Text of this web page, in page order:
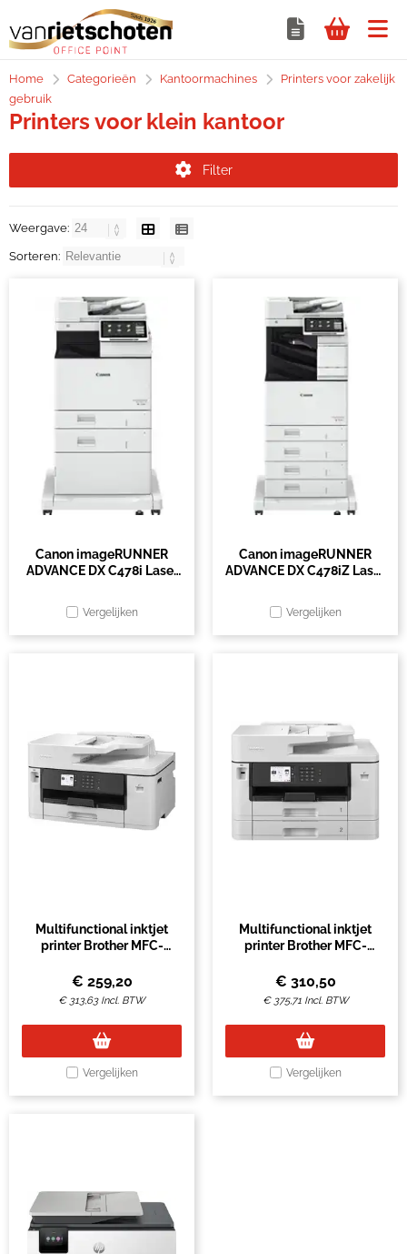
Home Categorieën Kantoormachines
Printers voor zakelijk
gebruik
Printers voor klein kantoor
Filter
Weergave:
Sorteren:
Canon imageRUNNER
ADVANCE DX C478i Laser
Vergelijken
Canon imageRUNNER
ADVANCE DX C478iZ Laser
Vergelijken
Multifunctional inktjet
printer Brother MFC-
€ 259,20
€ 313,63 Incl. BTW
Vergelijken
Multifunctional inktjet
printer Brother MFC-
€ 310,50
€ 375,71 Incl. BTW
Vergelijken